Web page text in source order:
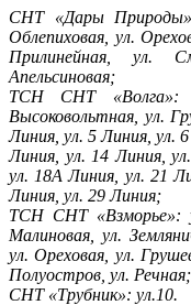
СНТ «Дары
Облепиховая, ул.
Прилинейная, ул.
Апельсиновая;
ТСН СНТ «Волга»:
Высоковольтная, ул.
Линия, ул. 5 Линия, ул.
Линия, ул. 14 Линия,
ул. 18А Линия, ул. 21
Линия, ул. 29 Линия;
ТСН СНТ «Взморье»:
Малиновая, ул.
ул. Ореховая, ул.
Полуостров, ул. Речная;
СНТ «Трубник»: ул.10.